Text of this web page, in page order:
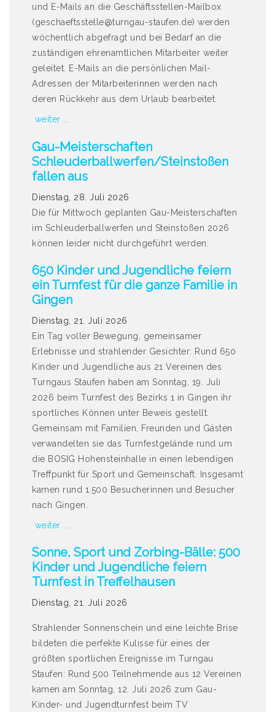
und E-Mails an die Geschäftsstellen-Mailbox
(geschaeftsstelle@turngau-staufen.de) werden
wöchentlich abgefragt und bei Bedarf an die
zuständigen ehrenamtlichen Mitarbeiter weiter
geleitet. E-Mails an die persönlichen Mail-
Adressen der Mitarbeiterinnen werden nach
deren Rückkehr aus dem Urlaub bearbeitet.
weiter ...
Gau-Meisterschaften
Schleuderballwerfen/Steinstoßen
fallen aus
Dienstag, 28. Juli 2026
Die für Mittwoch geplanten Gau-Meisterschaften
im Schleuderballwerfen und Steinstoßen 2026
können leider nicht durchgeführt werden.
650 Kinder und Jugendliche feiern
ein Turnfest für die ganze Familie in
Gingen
Dienstag, 21. Juli 2026
Ein Tag voller Bewegung, gemeinsamer
Erlebnisse und strahlender Gesichter: Rund 650
Kinder und Jugendliche aus 21 Vereinen des
Turngaus Staufen haben am Sonntag, 19. Juli
2026 beim Turnfest des Bezirks 1 in Gingen ihr
sportliches Können unter Beweis gestellt.
Gemeinsam mit Familien, Freunden und Gästen
verwandelten sie das Turnfestgelände rund um
die BOSIG Hohensteinhalle in einen lebendigen
Treffpunkt für Sport und Gemeinschaft. Insgesamt
kamen rund 1.500 Besucherinnen und Besucher
nach Gingen.
weiter ...
Sonne, Sport und Zorbing-Bälle: 500
Kinder und Jugendliche feiern
Turnfest in Treffelhausen
Dienstag, 21. Juli 2026
Strahlender Sonnenschein und eine leichte Brise
bildeten die perfekte Kulisse für eines der
größten sportlichen Ereignisse im Turngau
Staufen: Rund 500 Teilnehmende aus 12 Vereinen
kamen am Sonntag, 12. Juli 2026 zum Gau-
Kinder- und Jugendturnfest beim TV